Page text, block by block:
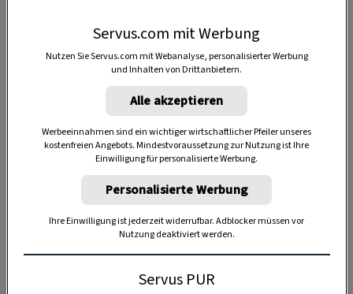
Anzeige
Servus.com mit Werbung
Nutzen Sie Servus.com mit Webanalyse, personalisierter Werbung
und Inhalten von Drittanbietern.
Alle akzeptieren
Werbeeinnahmen sind ein wichtiger wirtschaftlicher Pfeiler unseres
kostenfreien Angebots. Mindestvoraussetzung zur Nutzung ist Ihre
Einwilligung für personalisierte Werbung.
Personalisierte Werbung
Ihre Einwilligung ist jederzeit widerrufbar. Adblocker müssen vor
Nutzung deaktiviert werden.
Servus PUR